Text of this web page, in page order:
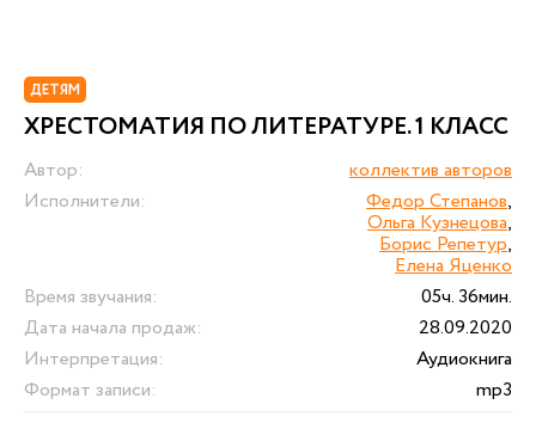
ДЕТЯМ
ХРЕСТОМАТИЯ ПО ЛИТЕРАТУРЕ. 1 КЛАСС
Автор:
коллектив авторов
Исполнители:
Федор Степанов,
Ольга Кузнецова,
Борис Репетур,
Елена Яценко
Время звучания:
05ч. 36мин.
Дата начала продаж:
28.09.2020
Интерпретация:
Аудиокнига
Формат записи:
mp3